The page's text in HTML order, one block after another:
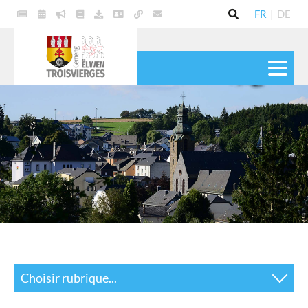
FR | DE
COMMUNE
SERVICES
VIE PRATIQUE
Choisir rubrique...